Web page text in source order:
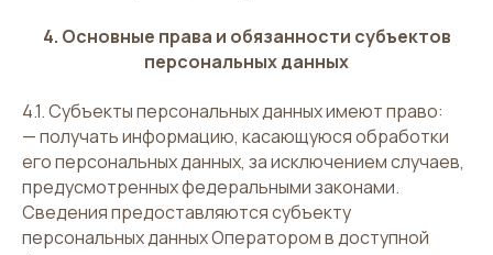
4. Основные права и обязанности субъектов
персональных данных
4.1. Субъекты персональных данных имеют право:
— получать информацию, касающуюся обработки
его персональных данных, за исключением случаев,
предусмотренных федеральными законами.
Сведения предоставляются субъекту
персональных данных Оператором в доступной